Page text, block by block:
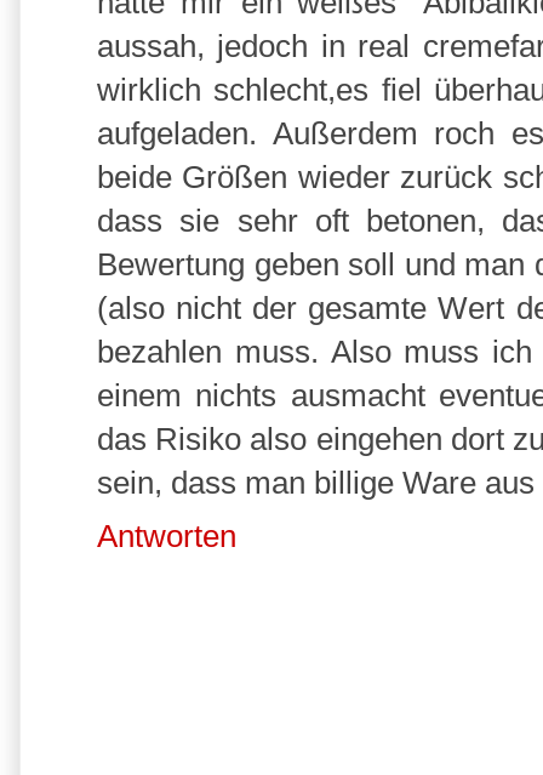
aussah, jedoch in real
wirklich schlecht,es fiel
aufgeladen. Außerdem roch
beide Größen wieder zurück
dass sie sehr oft betonen,
Bewertung geben soll und
(also nicht der gesamte Wert
bezahlen muss. Also muss
einem nichts ausmacht
das Risiko also eingehen dort
sein, dass man billige Ware
Antworten